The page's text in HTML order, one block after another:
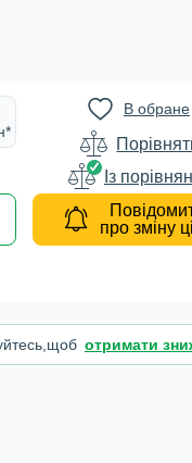
В обране
Iз
про зміну
щоб отримати